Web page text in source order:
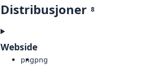
Distribusjoner 8
Webside
pngpng